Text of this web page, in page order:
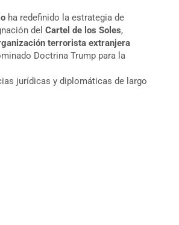
ha redefinido la estrategia de
del Cartel de los Soles,
terrorista extranjera
Doctrina Trump para la
jurídicas y diplomáticas de largo